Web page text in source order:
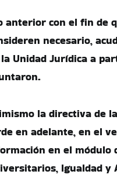
anterior con el fin de
necesario,
Unidad Jurídica a
la directiva de
en adelante, en el
en el módulo
Igualdad y